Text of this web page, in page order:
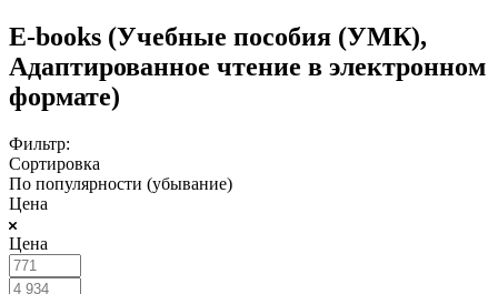
E-books (Учебные пособия (УМК),
Адаптированное чтение в электронном
формате)
Фильтр:
Сортировка
По популярности (убывание)
Цена
Цена